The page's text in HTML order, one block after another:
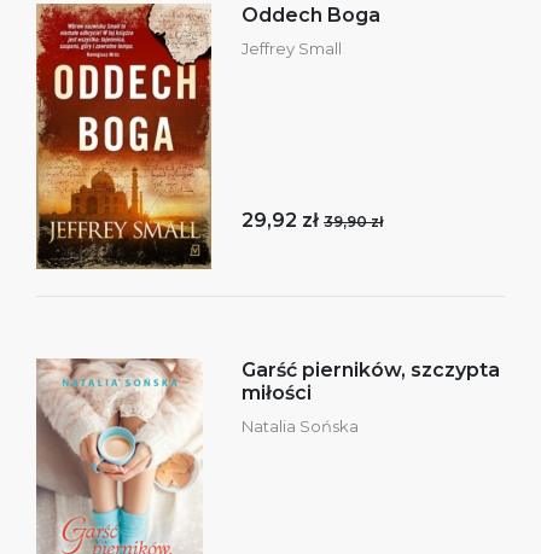
Oddech Boga
Jeffrey Small
29,92 zł 39,90 zł
Garść pierników, szczypta
miłości
Natalia Sońska